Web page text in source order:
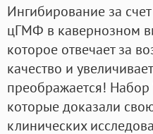
Ингибирование за
цГМФ в кавернозном
которое отвечает за
качество и
преображается! Набор
которые доказали
клинических